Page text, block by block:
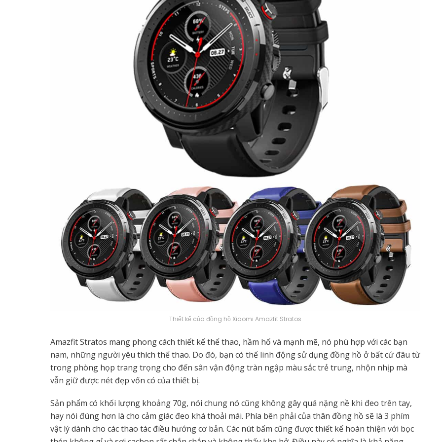
Thiết kế của đồng hồ Xiaomi Amazfit Stratos
Amazfit Stratos mang phong cách thiết kế thể thao, hầm hố và mạnh mẽ, nó phù hợp với các bạn
nam, những người yêu thích thể thao. Do đó, bạn có thể linh động sử dụng đồng hồ ở bất cứ đâu từ
trong phòng họp trang trọng cho đến sân vận động tràn ngập màu sắc trẻ trung, nhộn nhịp mà
vẫn giữ được nét đẹp vốn có của thiết bị.
Sản phẩm có khối lượng khoảng 70g, nói chung nó cũng không gây quá nặng nề khi đeo trên tay,
hay nói đúng hơn là cho cảm giác đeo khá thoải mái. Phía bên phải của thân đồng hồ sẽ là 3 phím
vật lý dành cho các thao tác điều hướng cơ bản. Các nút bấm cũng được thiết kế hoàn thiện với bọc